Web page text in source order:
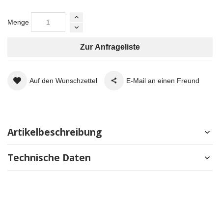
Menge
Zur Anfrageliste
Auf den Wunschzettel E-Mail an einen Freund
Artikelbeschreibung
Technische Daten